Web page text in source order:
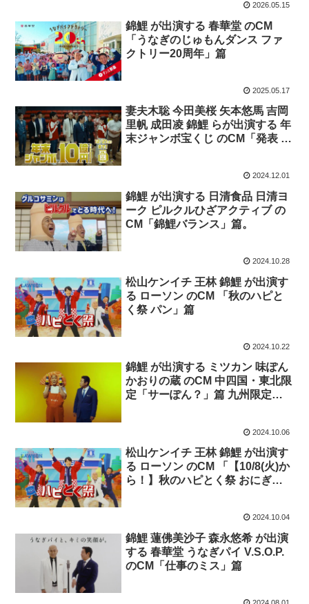
2026.05.15
錦鯉 が出演する 春華堂 のCM
「うなぎのじゅもんダンス ファ
クトリー20周年」篇
2025.05.17
妻夫木聡 今田美桜 矢本悠馬 吉岡
里帆 成田凌 錦鯉 らが出演する 年
末ジャンボ宝くじ のCM「発表 発
2024.12.01
錦鯉 が出演する 日清食品 日清ヨ
ーク ピルクルひざアクティブ の
CM「錦鯉バランス」篇。
2024.10.28
松山ケンイチ 王林 錦鯉 が出演す
る ローソン のCM 「秋のハピと
く祭 パン」篇
2024.10.22
錦鯉 が出演する ミツカン 味ぽん
かおりの蔵 のCM 中四国・東北限
定「サーぽん？」篇 九州限定
2024.10.06
松山ケンイチ 王林 錦鯉 が出演す
る ローソン のCM 「【10/8(火)か
ら！】秋のハピとく祭 おにぎ
2024.10.04
錦鯉 蓮佛美沙子 森永悠希 が出演
する 春華堂 うなぎパイ V.S.O.P.
のCM「仕事のミス」篇